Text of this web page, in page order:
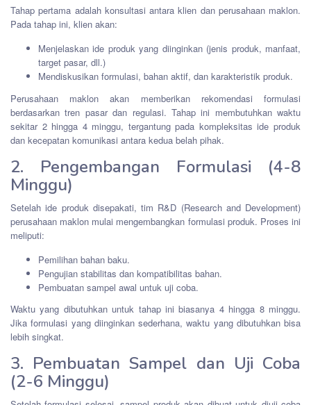
Tahap pertama adalah konsultasi antara klien dan perusahaan maklon.
Pada tahap ini, klien akan:
Menjelaskan ide produk yang diinginkan (jenis produk, manfaat,
target pasar, dll.)
Mendiskusikan formulasi, bahan aktif, dan karakteristik produk.
Perusahaan maklon akan memberikan rekomendasi formulasi
berdasarkan tren pasar dan regulasi. Tahap ini membutuhkan waktu
sekitar 2 hingga 4 minggu, tergantung pada kompleksitas ide produk
dan kecepatan komunikasi antara kedua belah pihak.
2. Pengembangan Formulasi (4-8
Minggu)
Setelah ide produk disepakati, tim R&D (Research and Development)
perusahaan maklon mulai mengembangkan formulasi produk. Proses ini
meliputi:
Pemilihan bahan baku.
Pengujian stabilitas dan kompatibilitas bahan.
Pembuatan sampel awal untuk uji coba.
Waktu yang dibutuhkan untuk tahap ini biasanya 4 hingga 8 minggu.
Jika formulasi yang diinginkan sederhana, waktu yang dibutuhkan bisa
lebih singkat.
3. Pembuatan Sampel dan Uji Coba
(2-6 Minggu)